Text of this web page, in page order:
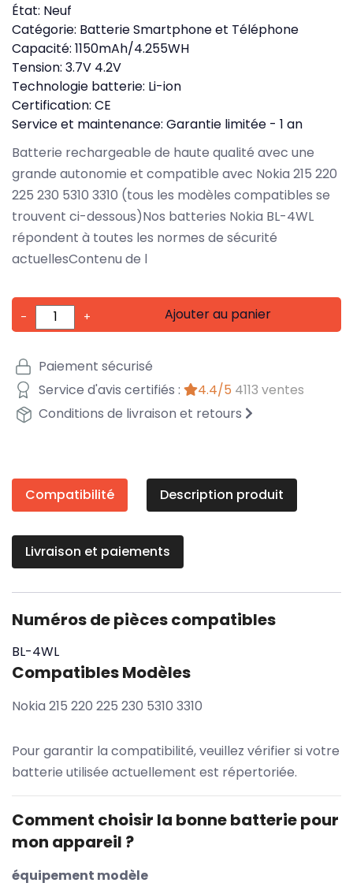
État: Neuf
Catégorie: Batterie Smartphone et Téléphone
Capacité: 1150mAh/4.255WH
Tension: 3.7V 4.2V
Technologie batterie: Li-ion
Certification: CE
Service et maintenance: Garantie limitée - 1 an
Batterie rechargeable de haute qualité avec une
grande autonomie et compatible avec Nokia 215 220
225 230 5310 3310 (tous les modèles compatibles se
trouvent ci-dessous)Nos batteries Nokia BL-4WL
répondent à toutes les normes de sécurité
actuellesContenu de l
- + Ajouter au panier
Paiement sécurisé
Service d'avis certifiés :
4.4/5 4113 ventes
Conditions de livraison et retours
Compatibilité Description produit
Livraison et paiements
Numéros de pièces compatibles
BL-4WL
Compatibles Modèles
Nokia 215 220 225 230 5310 3310
Pour garantir la compatibilité, veuillez vérifier si votre
batterie utilisée actuellement est répertoriée.
Comment choisir la bonne batterie pour
mon appareil ?
équipement modèle